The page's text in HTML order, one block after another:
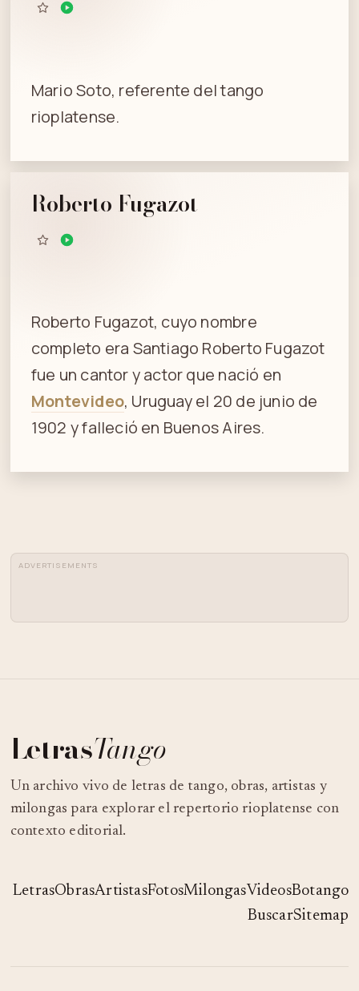
Mario Soto, referente del tango
rioplatense.
Roberto Fugazot
Roberto Fugazot, cuyo nombre
completo era Santiago Roberto Fugazot
fue un cantor y actor que nació en
Montevideo, Uruguay el 20 de junio de
1902 y falleció en Buenos Aires.
ADVERTISEMENTS
LetrasTango
Un archivo vivo de letras de tango, obras, artistas y
milongas para explorar el repertorio rioplatense con
contexto editorial.
LetrasObrasArtistasFotosMilongasVideosBotango
BuscarSitemap